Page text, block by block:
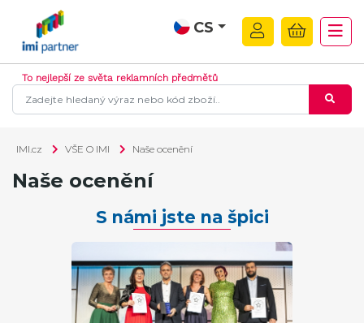
CS
To nejlepší ze světa reklamních předmětů
IMI.cz VŠE O IMI Naše ocenění
Naše ocenění
S námi jste na špici